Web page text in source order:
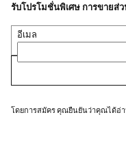
รับโปรโมชั่นพิเศษ การขายส่
อีเมล
โดยการสมัคร คุณยืนยันว่าคุณได้อ่